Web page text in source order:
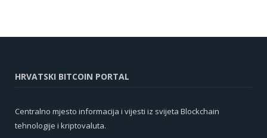
HRVATSKI BITCOIN PORTAL
Centralno mjesto informacija i vijesti iz svijeta Blockchain
tehnologije i kriptovaluta.